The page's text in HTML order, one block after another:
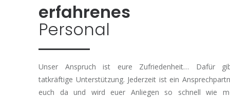
erfahrenes
Personal
Unser Anspruch ist eure Zufriedenheit… Dafür
tatkräftige Unterstützung. Jederzeit ist ein
euch da und wird euer Anliegen so schnell wie